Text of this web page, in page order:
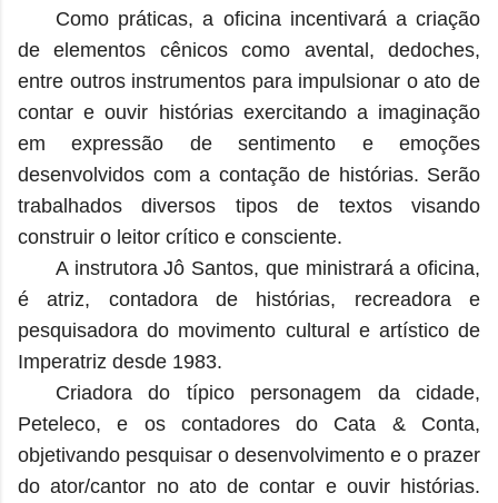
Como práticas, a oficina incentivará a criação
de elementos cênicos como avental, dedoches,
entre outros instrumentos para impulsionar o ato de
contar e ouvir histórias exercitando a imaginação
em expressão de sentimento e emoções
desenvolvidos com a contação de histórias. Serão
trabalhados diversos tipos de textos visando
construir o leitor crítico e consciente.
A instrutora Jô Santos, que ministrará a oficina,
é atriz, contadora de histórias, recreadora e
pesquisadora do movimento cultural e artístico de
Imperatriz desde 1983.
Criadora do típico personagem da cidade,
Peteleco, e os contadores do Cata & Conta,
objetivando pesquisar o desenvolvimento e o prazer
do ator/cantor no ato de contar e ouvir histórias.